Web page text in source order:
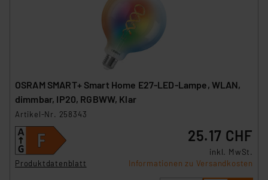
OSRAM SMART+ Smart Home E27-LED-Lampe, WLAN,
dimmbar, IP20, RGBWW, Klar
Artikel-Nr. 258343
Produktdatenblatt
25.17 CHF
inkl. MwSt.
Informationen zu Versandkosten